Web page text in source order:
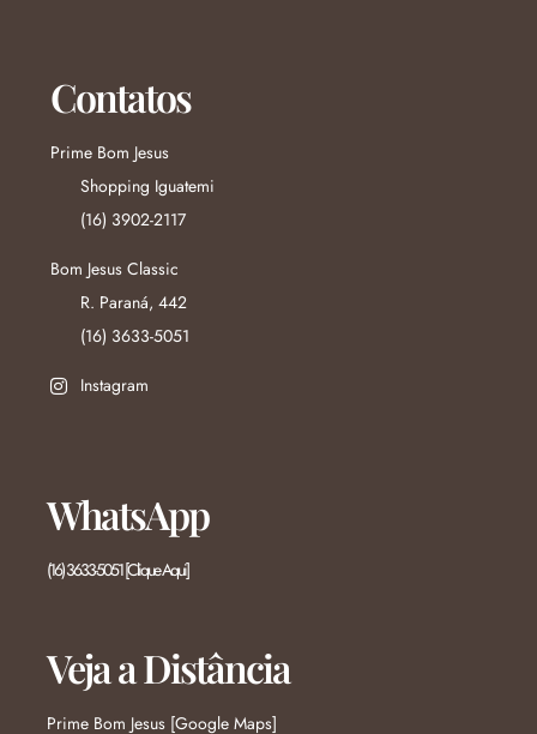
Contatos
Prime Bom Jesus
Shopping Iguatemi
(16) 3902-2117
Bom Jesus Classic
R. Paraná, 442
(16) 3633-5051
Instagram
WhatsApp
(16) 3633-5051 [Clique Aqui]
Veja a Distância
Prime Bom Jesus [Google Maps]